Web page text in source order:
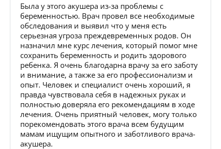
Была у этого акушера из-за проблемы с
беременностью. Врач провел все необходимые
обследования и выявил что у меня есть
серьезная угроза преждевременных родов. Он
назначил мне курс лечения, который помог мне
сохранить беременность и родить здорового
ребенка. Я очень благодарна врачу за его заботу
и внимание, а также за его профессионализм и
опыт. Человек и специалист очень хороший, я
правда чувствовала себя в надежных руках и
полностью доверяла его рекомендациям в ходе
лечения. Очень приятный человек, могу только
порекомендовать этого врача всем будущим
мамам ищущим опытного и заботливого врача-
акушера.